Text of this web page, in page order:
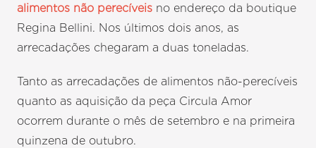
alimentos não perecíveis no endereço da boutique
Regina Bellini. Nos últimos dois anos, as
arrecadações chegaram a duas toneladas.
Tanto as arrecadações de alimentos não-perecíveis
quanto as aquisição da peça Circula Amor
ocorrem durante o mês de setembro e na primeira
quinzena de outubro.